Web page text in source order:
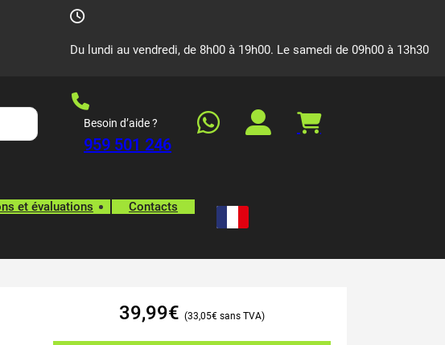
Du lundi au vendredi, de 8h00 à 19h00. Le samedi de 09h00 à 13h30
Besoin d’aide ?
959 501 246
et évaluations Contacts
39,99€ 33,05€